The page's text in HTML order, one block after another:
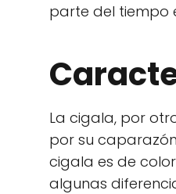
parte del tiempo
La cigala, por
por su
cigala es de
algunas